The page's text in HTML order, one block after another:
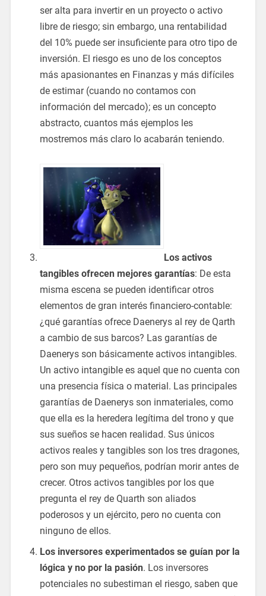
ser alta para invertir en un proyecto o activo
libre de riesgo; sin embargo, una rentabilidad
del 10% puede ser insuficiente para otro tipo de
inversión. El riesgo es uno de los conceptos
más apasionantes en Finanzas y más difíciles
de estimar (cuando no contamos con
información del mercado); es un concepto
abstracto, cuantos más ejemplos les
mostremos más claro lo acabarán teniendo.
Los activos
tangibles ofrecen mejores garantías: De esta
misma escena se pueden identificar otros
elementos de gran interés financiero-contable:
¿qué garantías ofrece Daenerys al rey de Qarth
a cambio de sus barcos? Las garantías de
Daenerys son básicamente activos intangibles.
Un activo intangible es aquel que no cuenta con
una presencia física o material. Las principales
garantías de Daenerys son inmateriales, como
que ella es la heredera legítima del trono y que
sus sueños se hacen realidad. Sus únicos
activos reales y tangibles son los tres dragones,
pero son muy pequeños, podrían morir antes de
crecer. Otros activos tangibles por los que
pregunta el rey de Quarth son aliados
poderosos y un ejército, pero no cuenta con
ninguno de ellos.
Los inversores experimentados se guían por la
lógica y no por la pasión. Los inversores
potenciales no subestiman el riesgo, saben que